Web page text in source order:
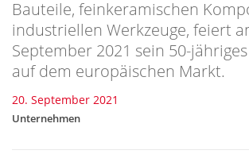
Bauteile, feinkeramischen
industriellen Werkzeuge, feiert
September 2021 sein 50-
auf dem europäischen Markt.
20. September 2021
Unternehmen